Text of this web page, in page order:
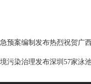
预案编制发布热烈祝贺广
污染治理发布深圳57家泳